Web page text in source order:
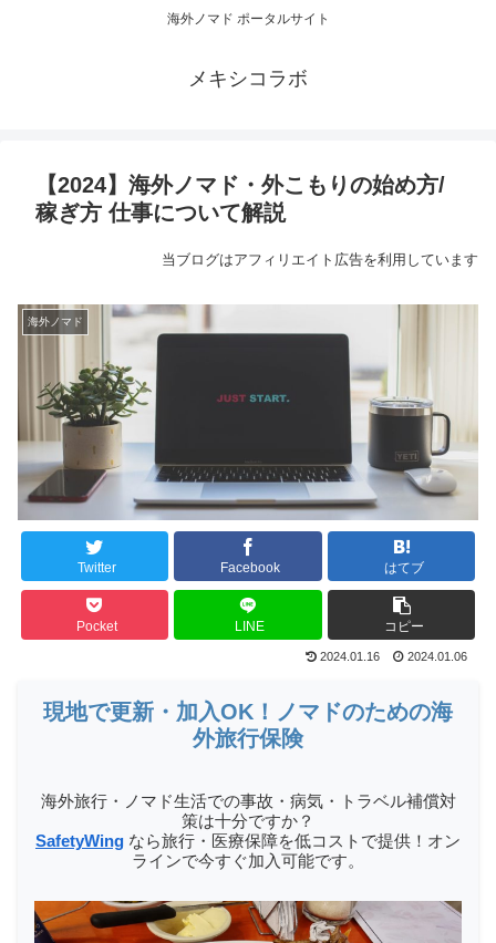
海外ノマド ポータルサイト
メキシコラボ
【2024】海外ノマド・外こもりの始め方/
稼ぎ方 仕事について解説
当ブログはアフィリエイト広告を利用しています
海外ノマド
Twitter Facebook はてブ
Pocket LINE コピー
2024.01.16 2024.01.06
現地で更新・加入OK！ノマドのための海
外旅行保険
海外旅行・ノマド生活での事故・病気・トラベル補償対
策は十分ですか？
SafetyWing なら旅行・医療保障を低コストで提供！オン
ラインで今すぐ加入可能です。